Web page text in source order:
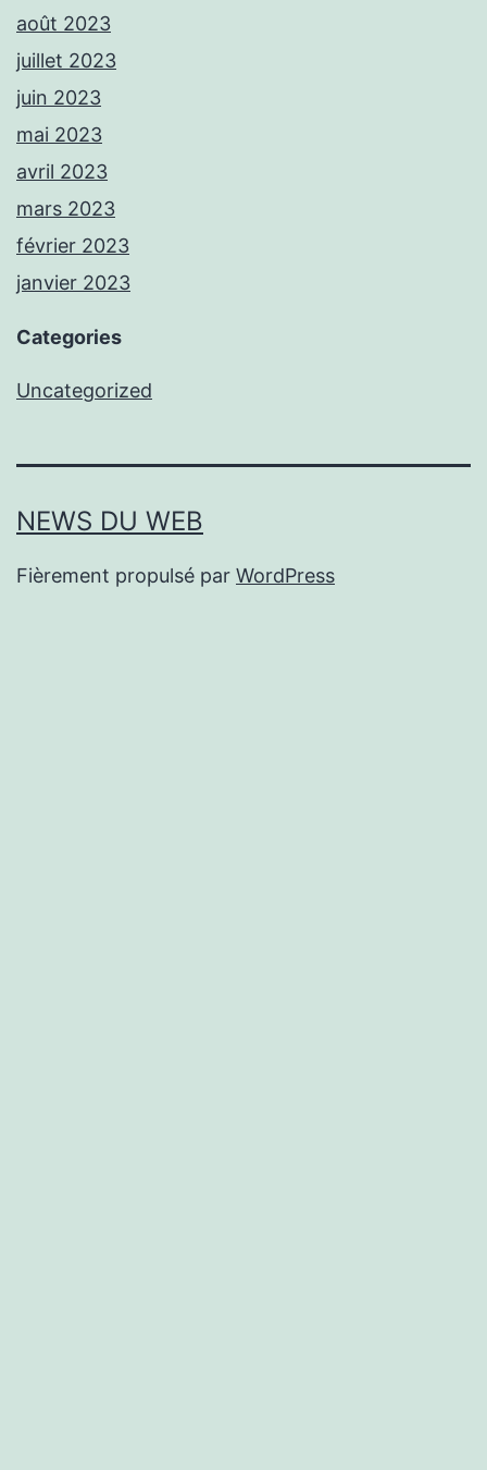
août 2023
juillet 2023
juin 2023
mai 2023
avril 2023
mars 2023
février 2023
janvier 2023
Categories
Uncategorized
NEWS DU WEB
Fièrement propulsé par WordPress